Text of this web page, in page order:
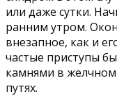
или даже сутки.
ранним утром.
внезапное, как и
частые приступы
камнями в
путях.